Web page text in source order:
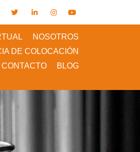
NOSOTROS
DE COLOCACIÓN
CONTACTO BLOG